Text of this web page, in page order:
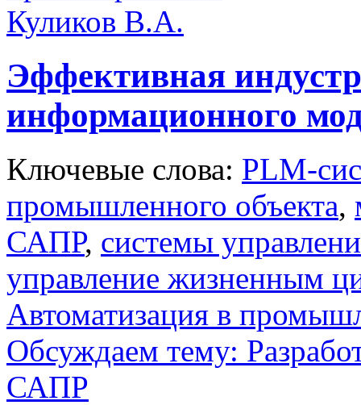
Куликов В.А.
Эффективная
информационного
Ключевые слова: PLM-
промышленного объекта,
САПР, системы
управление жизненным
Автоматизация в
Обсуждаем тему:
САПР